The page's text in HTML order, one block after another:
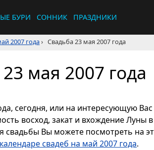
БУРИ СОННИК ПРАЗДНИКИ
2007 года› Свадьба 23 мая 2007 года
мая 2007 года
сегодня, или на интересующую
восход, закат и вхождение Луны в
Вы можете посмотреть на
свадеб на май 2007 года.